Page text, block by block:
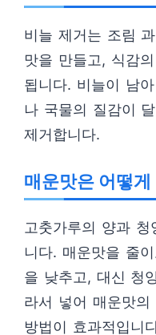
비늘 제거는 조림
맛을 만들고, 식감
됩니다. 비늘이 남
나 국물의 질감이
제거합니다.
매운맛은 어떻
고춧가루의 양과
니다. 매운맛을 줄
을 낮추고, 대신 청
라서 넣어 매운맛
방법이 효과적입니